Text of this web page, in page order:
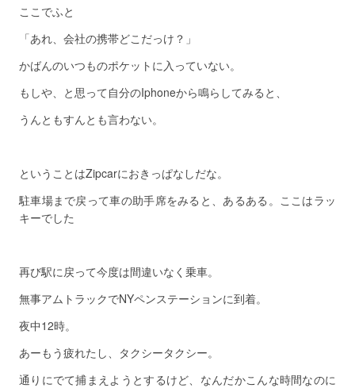
ここでふと
「あれ、会社の携帯どこだっけ？」
かばんのいつものポケットに入っていない。
もしや、と思って自分のIphoneから鳴らしてみると、
うんともすんとも言わない。
ということはZipcarにおきっぱなしだな。
駐車場まで戻って車の助手席をみると、あるある。ここはラッ
キーでした
再び駅に戻って今度は間違いなく乗車。
無事アムトラックでNYペンステーションに到着。
夜中12時。
あーもう疲れたし、タクシータクシー。
通りにでて捕まえようとするけど、なんだかこんな時間なのに